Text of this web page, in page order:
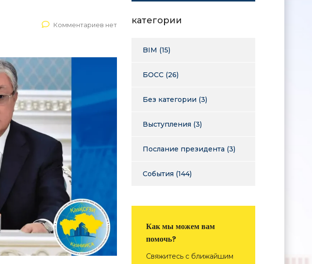
Комментариев нет категории
BIM (15)
БОСС (26)
Без категории (3)
Выступления (3)
Послание президента (3)
События (144)
Как мы можем вам
помочь?
Свяжитесь с ближайшим